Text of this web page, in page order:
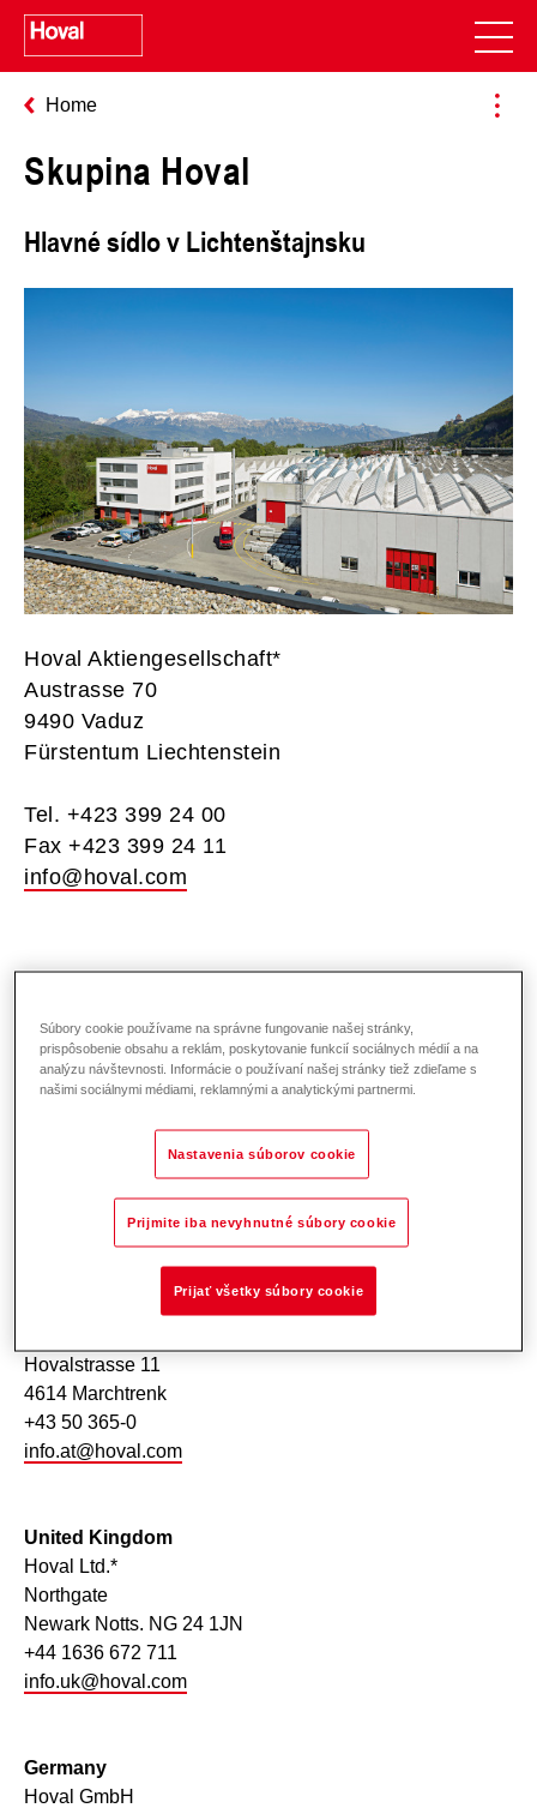
Home
Skupina Hoval
Hlavné sídlo v Lichtenštajnsku
Hoval Aktiengesellschaft*
Austrasse 70
9490 Vaduz
Fürstentum Liechtenstein
Tel. +423 399 24 00
Fax +423 399 24 11
info@hoval.com
Spoločnosti Hoval v skratke
Switerland
General Wille-Strasse 201
8706 Feldmeilen ZH
info.ch@hoval.com
Hovalstrasse 11
4614 Marchtrenk
+43 50 365-0
info.at@hoval.com
United Kingdom
Hoval Ltd.*
Northgate
Newark Notts. NG 24 1JN
+44 1636 672 711
info.uk@hoval.com
Germany
Hoval GmbH
Súbory cookie používame na správne fungovanie našej stránky,
prispôsobenie obsahu a reklám, poskytovanie funkcií sociálnych médií a na
analýzu návštevnosti. Informácie o používaní našej stránky tiež zdieľame s
našimi sociálnymi médiami, reklamnými a analytickými partnermi.
Nastavenia súborov cookie
Prijmite iba nevyhnutné súbory cookie
Prijať všetky súbory cookie